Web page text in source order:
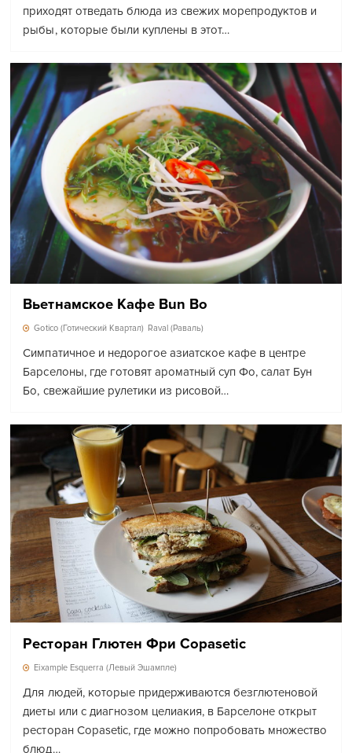
приходят отведать блюда из свежих морепродуктов и
рыбы, которые были куплены в этот…
Вьетнамское Кафе Bun Bo
Gotico (Готический Квартал) Raval (Раваль)
Симпатичное и недорогое азиатское кафе в центре
Барселоны, где готовят ароматный суп Фо, салат Бун
Бо, свежайшие рулетики из рисовой…
Ресторан Глютен Фри Copasetic
Eixample Esquerra (Левый Эшампле)
Для людей, которые придерживаются безглютеновой
диеты или с диагнозом целиакия, в Барселоне открыт
ресторан Copasetiс, где можно попробовать множество
блюд…